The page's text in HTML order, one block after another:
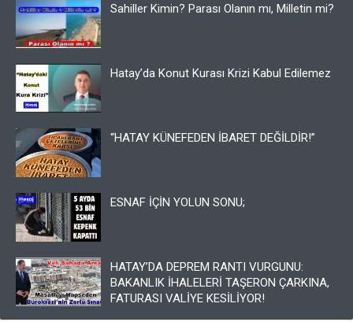
Sahiller Kimin? Parası Olanın mı, Milletin mi?
Hatay’da Konut Kurası Krizi Kabul Edilemez
“HATAY KÜNEFEDEN İBARET DEĞİLDİR!”
​ESNAF İÇİN YOLUN SONU;
HATAY’DA DEPREM RANTI VURGUNU:
BAKANLIK İHALELERİ TAŞERON ÇARKINA,
FATURASI VALİYE KESİLİYOR!